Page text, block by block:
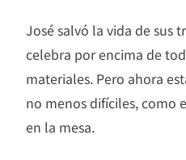
José salvó la vida de sus
celebra por encima de
materiales. Pero ahora
no menos difíciles, como
en la mesa.